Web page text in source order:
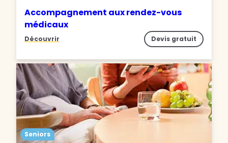
Accompagnement aux rendez-vous
médicaux
Découvrir Devis gratuit
Seniors